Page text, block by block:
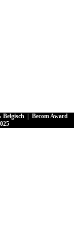
Belgisch | Becom Award